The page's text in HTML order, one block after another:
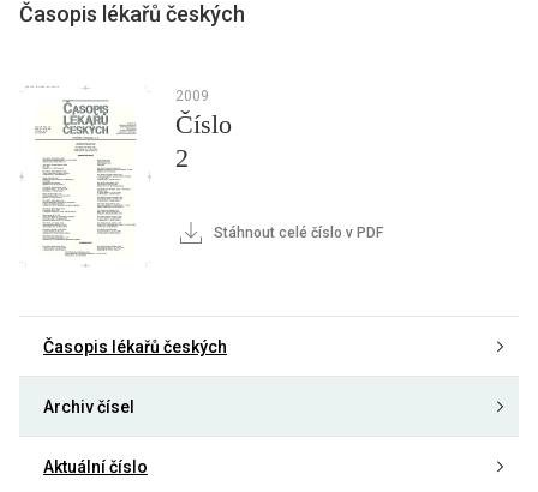
Časopis lékařů českých
2009
Číslo
2
Stáhnout celé číslo v PDF
Časopis lékařů českých
Archiv čísel
Aktuální číslo